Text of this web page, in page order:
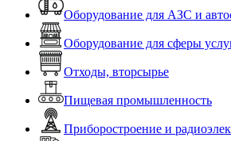
Оборудование для АЗС и
Оборудование для сферы
Отходы, вторсырье
Пищевая промышленность
Приборостроение и